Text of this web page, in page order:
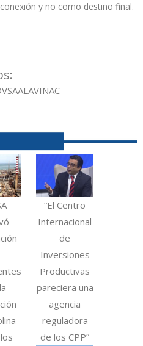
y no como destino final.
ALAVINAC
“El Centro
Internacional
de
Inversiones
Productivas
pareciera una
agencia
reguladora
de los CPP”